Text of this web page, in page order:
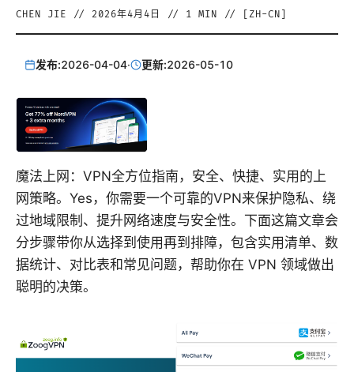
CHEN JIE // 2026年4月4日 // 1 MIN // [ ZH-CN
发布:2026-04-04· 更新:2026-05-10
魔法上网：VPN全方位指南，安全、快捷、实用的上
网策略。Yes，你需要一个可靠的VPN来保护隐私、绕
过地域限制、提升网络速度与安全性。下面这篇文章会
分步骤带你从选择到使用再到排障，包含实用清单、数
据统计、对比表和常见问题，帮助你在 VPN 领域做出
聪明的决策。